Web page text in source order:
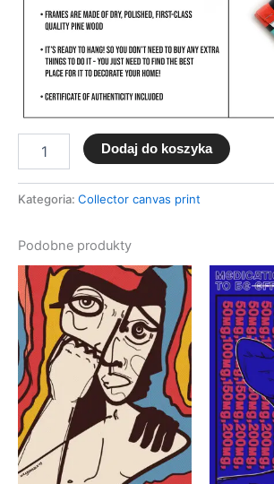
Dodaj do koszyka
Kategoria: Collector canvas print
Podobne produkty